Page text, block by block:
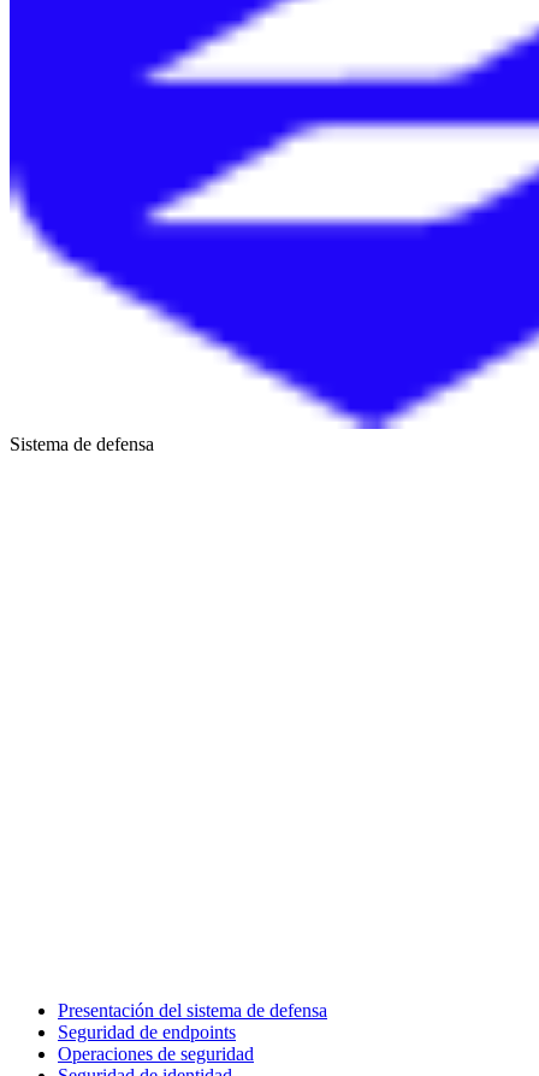
Sistema de defensa
Presentación del sistema de defensa
Seguridad de endpoints
Operaciones de seguridad